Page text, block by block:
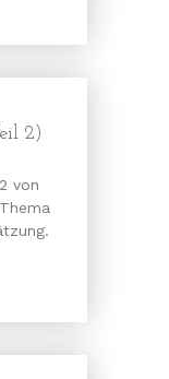
2)
von